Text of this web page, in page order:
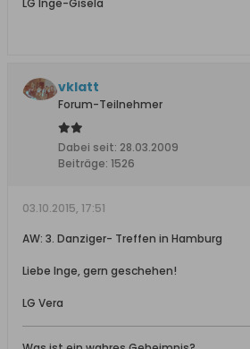
LG Inge-Gisela
vklatt
Forum-Teilnehmer
Dabei seit: 28.03.2009
Beiträge: 1526
03.10.2015, 17:51
AW: 3. Danziger- Treffen in Hamburg
Liebe Inge, gern geschehen!
LG Vera